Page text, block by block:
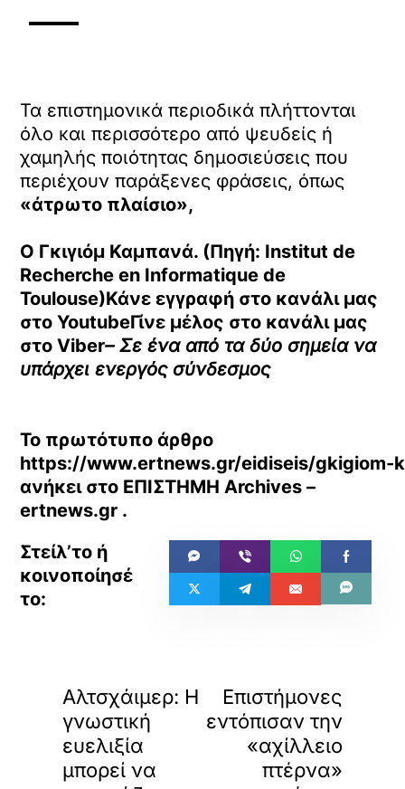
Τα επιστημονικά περιοδικά πλήττονται
όλο και περισσότερο από ψευδείς ή
χαμηλής ποιότητας δημοσιεύσεις που
περιέχουν παράξενες φράσεις, όπως
«άτρωτο πλαίσιο»,
Ο Γκιγιόμ Καμπανά. (Πηγή: Institut de
Recherche en Informatique de
Toulouse)Κάνε εγγραφή στο κανάλι μας
στοYoutubeΓίνε μέλος στο κανάλι μας
στοViber– Σε ένα από τα δύο σημεία να
υπάρχει ενεργός σύνδεσμος
Το πρωτότυπο άρθρο
https://www.ertnews.gr/eidiseis/gkigiom-
ανήκει στο ΕΠΙΣΤΗΜΗ Archives –
ertnews.gr .
Αλτσχάιμερ: Η
γνωστική
ευελιξία
μπορεί να
Επιστήμονες
εντόπισαν την
«αχίλλειο
πτέρνα»